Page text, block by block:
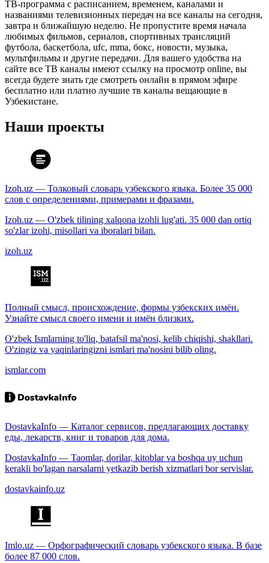
ТВ-программа с расписанием, временем, каналами и
названиями телевизионных передач на все каналы на сегодня,
завтра и ближайшую неделю. Не пропустите время начала
любимых фильмов, сериалов, спортивных трансляций
футбола, баскетбола, ufc, mma, бокс, новости, музыка,
мультфильмы и другие передачи. Для вашего удобства на
сайте все ТВ каналы имеют ссылку на просмотр online, вы
всегда будете знать где смотреть онлайн в прямом эфире
бесплатно или платно лучшие тв каналы вещающие в
Узбекистане.
Наши проекты
Izoh.uz — Толковый словарь узбекского языка. Более 35 000
слов с определениями, примерами и фразами.
Izoh.uz — O'zbek tilining xalqona izohli lug'ati. 35 000 dan ortiq
so'zlar izohi, misollari va iboralari bilan.
izoh.uz
Полный смысл, происхождение, формы узбекских имён.
Узнайте смысл своего имени и имён близких.
O'zbek Ismlarning to'liq, batafsil ma'nosi, kelib chiqishi, shakllari.
O'zingiz va yaqinlaringizni ismlari ma'nosini bilib oling.
ismlar.com
DostavkaInfo — Каталог сервисов, предлагающих доставку
еды, лекарств, книг и товаров для дома.
DostavkaInfo — Taomlar, dorilar, kitoblar va boshqa uy uchun
kerakli bo'lagan narsalarni yetkazib berish xizmatlari bor servislar.
dostavkainfo.uz
Imlo.uz — Орфографический словарь узбекского языка. В базе
более 87 000 слов.